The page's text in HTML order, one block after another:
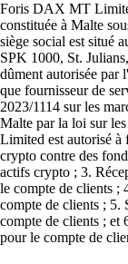
Foris DAX MT
constituée à Malte
siège social est situé
SPK 1000, St.
dûment autorisée par
que fournisseur de
2023/1114 sur les
Malte par la loi sur
Limited est autorisé à
crypto contre des
actifs crypto ; 3.
le compte de clients ;
compte de clients ; 5.
compte de clients ; et
pour le compte de